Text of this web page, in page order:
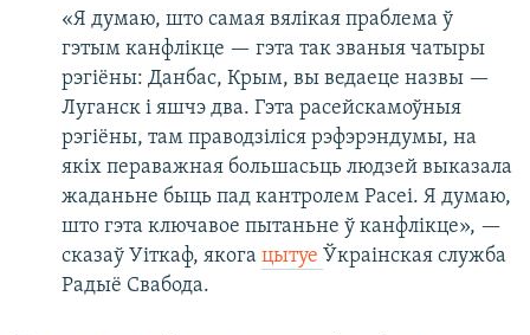
«Я думаю, што самая вялікая праблема ў
гэтым канфлікце — гэта так званыя чатыры
рэгіёны: Данбас, Крым, вы ведаеце назвы —
Луганск і яшчэ два. Гэта расейскамоўныя
рэгіёны, там праводзіліся рэфэрэндумы, на
якіх пераважная большасьць людзей выказала
жаданьне быць пад кантролем Расеі. Я думаю,
што гэта ключавое пытаньне ў канфлікце», —
сказаў Уіткаф, якога цытуе Ўкраінская служба
Радыё Свабода.